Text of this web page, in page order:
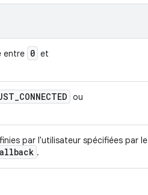
entre 0 et
_CONNECTED ou
par l'utilisateur spécifiées par le
.